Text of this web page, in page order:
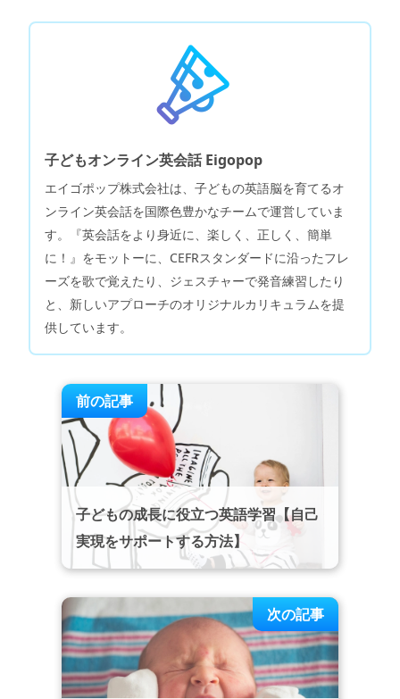
子どもオンライン英会話 Eigopop
エイゴポップ株式会社は、子どもの英語脳を育てるオ
ンライン英会話を国際色豊かなチームで運営していま
す。『英会話をより身近に、楽しく、正しく、簡単
に！』をモットーに、CEFRスタンダードに沿ったフレ
ーズを歌で覚えたり、ジェスチャーで発音練習したり
と、新しいアプローチのオリジナルカリキュラムを提
供しています。
前の記事
子どもの成長に役立つ英語学習【自己
実現をサポートする方法】
次の記事